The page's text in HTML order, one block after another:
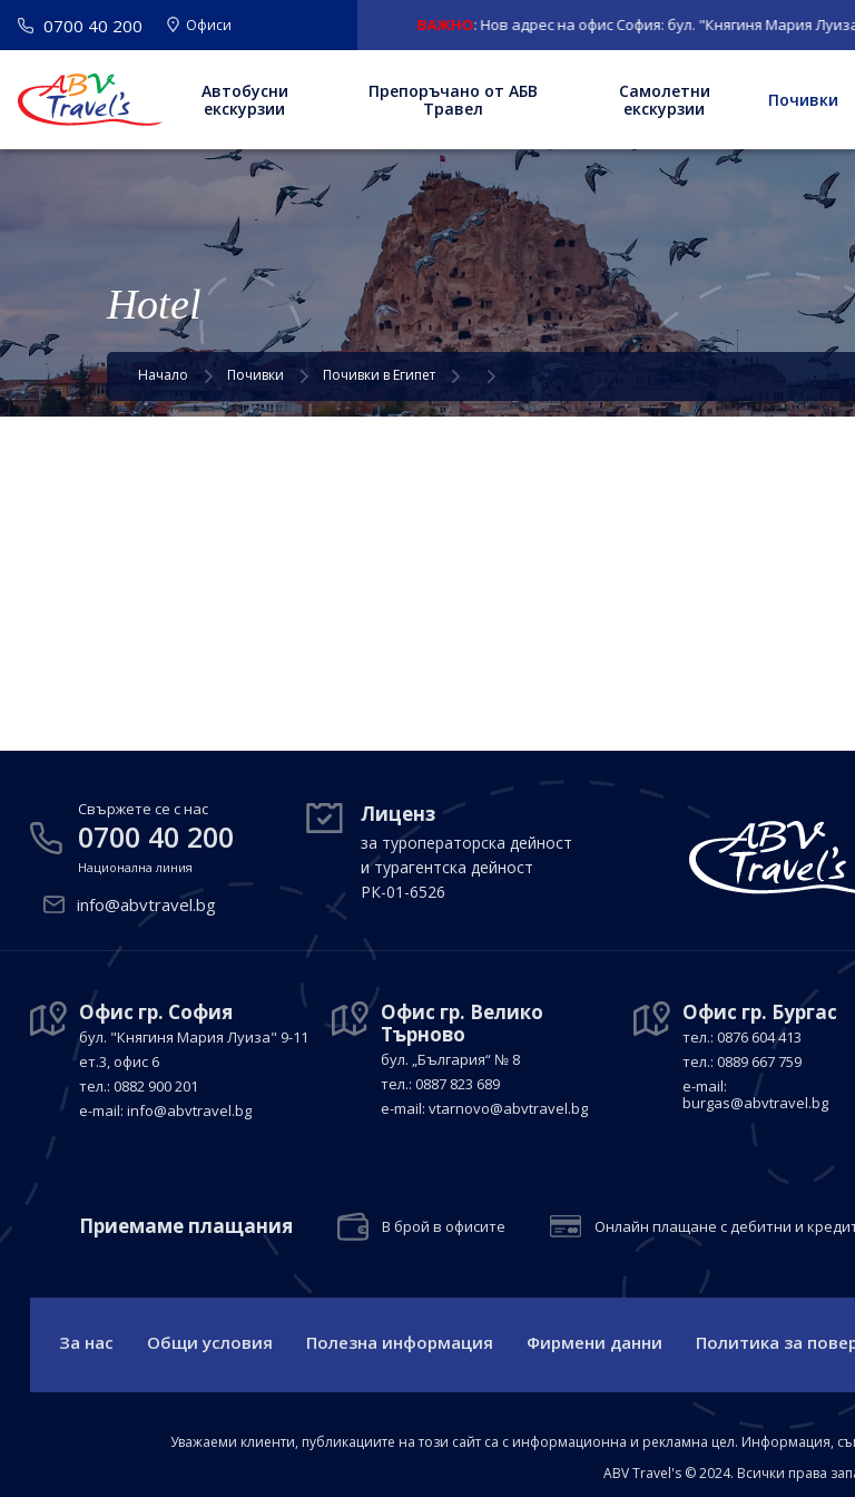
0700 40 200 Офиси ВАЖНО: Нов адрес на офис София: бул. "Княгиня Мария Луиза" 9-
Автобусни
екскурзии
Препоръчано от АБВ
Травел
Самолетни
екскурзии
Почивки
Hotel
Начало Почивки Почивки в Египет
Свържете се с нас
0700 40 200
Национална линия
info@abvtravel.bg
Лиценз
за туроператорска дейност
и турагентска дейност
РК-01-6526
Офис гр. София
бул. "Княгиня Мария Луиза" 9-11
ет.3, офис 6
тел.: 0882 900 201
е-mail: info@abvtravel.bg
Офис гр. Велико
Търново
бул. „България“ № 8
тел.: 0887 823 689
е-mail: vtarnovo@abvtravel.bg
Офис гр. Бургас
тел.: 0876 604 413
тел.: 0889 667 759
е-mail:
burgas@abvtravel.bg
Приемaме плащания В брой в офисите Онлайн плащане с дебитни и
За нас Общи условия Полезна информация Фирмени данни Политика за
Уважаеми клиенти, публикациите на този сайт са с информационна и рекламна цел. Информация,
ABV Travel's © 2024. Всички права